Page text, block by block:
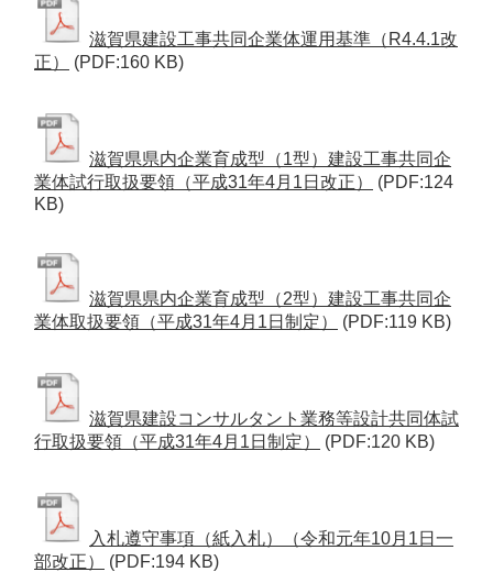
滋賀県建設工事共同企業体運用基準（R4.4.1改
正）
(PDF:160 KB)
滋賀県県内企業育成型（1型）建設工事共同企
業体試行取扱要領（平成31年4月1日改正）
(PDF:124
KB)
滋賀県県内企業育成型（2型）建設工事共同企
業体取扱要領（平成31年4月1日制定）
(PDF:119 KB)
滋賀県建設コンサルタント業務等設計共同体試
行取扱要領（平成31年4月1日制定）
(PDF:120 KB)
入札遵守事項（紙入札）（令和元年10月1日一
部改正）
(PDF:194 KB)